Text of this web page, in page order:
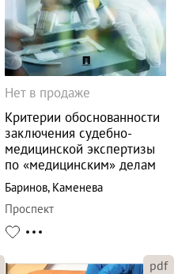
Нет в продаже
Критерии обоснованности
заключения судебно-
медицинской экспертизы
по «медицинским» делам
Баринов, Каменева
Проспект
pdf